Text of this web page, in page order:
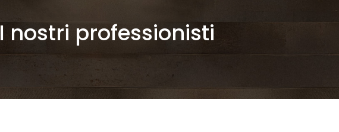
I nostri professionisti